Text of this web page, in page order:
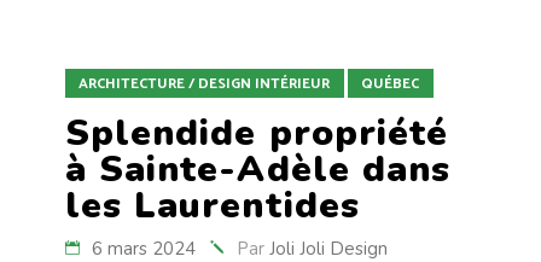
ARCHITECTURE / DESIGN INTÉRIEUR QUÉBEC
Splendide propriété
à Sainte-Adèle dans
les Laurentides
6 mars 2024 Par Joli Joli Design